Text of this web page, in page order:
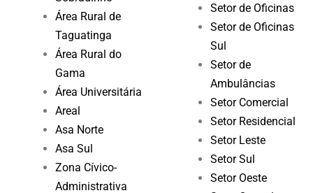
Área Rural de
Taguatinga
Área Rural do
Gama
Área Universitária
Areal
Asa Norte
Asa Sul
Zona Cívico-
Administrativa
Setor de Oficinas
Setor de Oficinas
Sul
Setor de
Ambulâncias
Setor Comercial
Setor Residencial
Setor Leste
Setor Sul
Setor Oeste